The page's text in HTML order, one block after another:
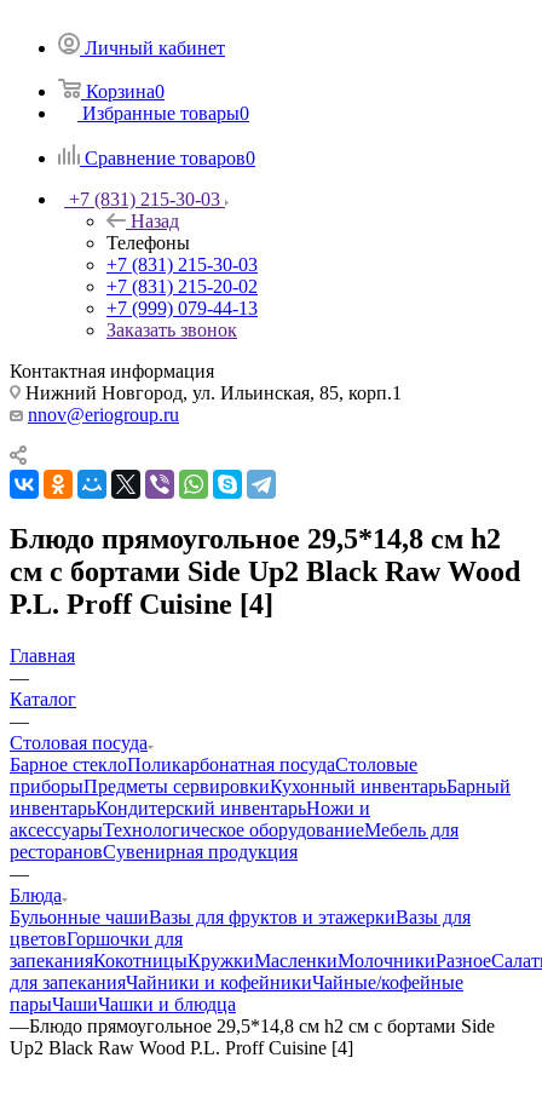
Личный кабинет
Корзина0
Избранные товары0
Сравнение товаров0
+7 (831) 215-30-03
Назад
Телефоны
+7 (831) 215-30-03
+7 (831) 215-20-02
+7 (999) 079-44-13
Заказать звонок
Контактная информация
Нижний Новгород, ул. Ильинская, 85, корп.1
nnov@eriogroup.ru
Блюдо прямоугольное 29,5*14,8 см h2
см с бортами Side Up2 Black Raw Wood
P.L. Proff Cuisine [4]
Главная
—
Каталог
—
Столовая посуда
Барное стеклоПоликарбонатная посудаСтоловые
приборыПредметы сервировкиКухонный инвентарьБарный
инвентарьКондитерский инвентарьНожи и
аксессуарыТехнологическое оборудованиеМебель для
ресторановСувенирная продукция
—
Блюда
Бульонные чашиВазы для фруктов и этажеркиВазы для
цветовГоршочки для
запеканияКокотницыКружкиМасленкиМолочникиРазное
для запеканияЧайники и кофейникиЧайные/кофейные
парыЧашиЧашки и блюдца
—Блюдо прямоугольное 29,5*14,8 см h2 см с бортами Side
Up2 Black Raw Wood P.L. Proff Cuisine [4]